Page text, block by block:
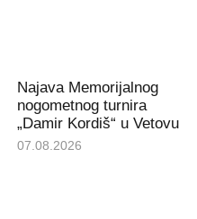
Najava Memorijalnog
nogometnog turnira
„Damir Kordiš“ u Vetovu
07.08.2026